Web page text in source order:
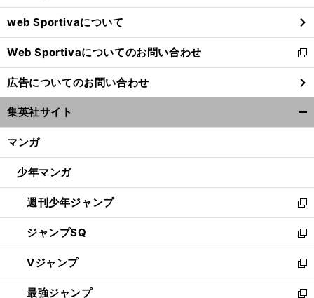
ウ
で
開
く
web Sportivaについて
Web Sportivaについてのお問い合わせ
新
し
い
ウ
ィ
ン
ウ
開
く
広告についてのお問い合わせ
集英社サイト
マンガ
少年マンガ
週刊少年ジャンプ
新
し
い
ウ
ィ
ン
ド
ジャンプSQ
新
し
い
ウ
ィ
Vジャンプ
新
し
い
最強ジャンプ